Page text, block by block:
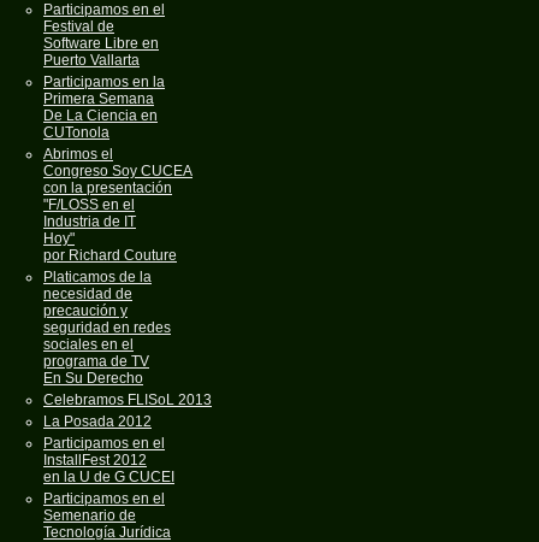
Participamos en el
Festival de
Software Libre en
Puerto Vallarta
Participamos en la
Primera Semana
De La Ciencia en
CUTonola
Abrimos el
Congreso Soy CUCEA
con la presentación
"F/LOSS en el
Industria de IT
Hoy"
por Richard Couture
Platicamos de la
necesidad de
precaución y
seguridad en redes
sociales en el
programa de TV
En Su Derecho
Celebramos FLISoL 2013
La Posada 2012
Participamos en el
InstallFest 2012
en la U de G CUCEI
Participamos en el
Semenario de
Tecnología Jurídica